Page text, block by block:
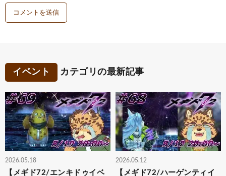
イベント カテゴリの最新記事
2026.05.18
【メギド72/エンキドゥイベ
2026.05.12
【メギド72/ハーゲンティイ